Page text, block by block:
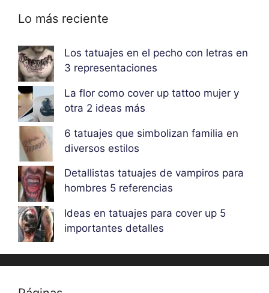
Lo más reciente
Los tatuajes en el pecho con letras en
3 representaciones
La flor como cover up tattoo mujer y
otra 2 ideas más
6 tatuajes que simbolizan familia en
diversos estilos
Detallistas tatuajes de vampiros para
hombres 5 referencias
Ideas en tatuajes para cover up 5
importantes detalles